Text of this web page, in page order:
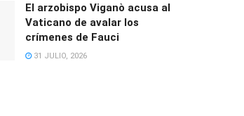
El arzobispo Viganò acusa al
Vaticano de avalar los
crímenes de Fauci
31 JULIO, 2026